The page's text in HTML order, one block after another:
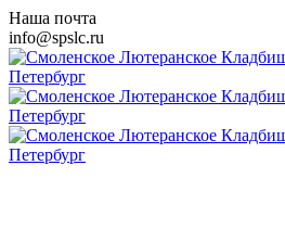
Наша почта
info@spslc.ru